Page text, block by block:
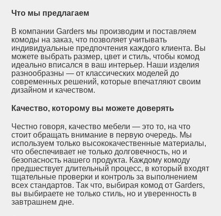
Что мы предлагаем
В компании Garders мы производим и поставляем
комоды на заказ, что позволяет учитывать
индивидуальные предпочтения каждого клиента. Вы
можете выбрать размер, цвет и стиль, чтобы комод
идеально вписался в ваш интерьер. Наши изделия
разнообразны — от классических моделей до
современных решений, которые впечатляют своим
дизайном и качеством.
Качество, которому вы можете доверять
Честно говоря, качество мебели — это то, на что
стоит обращать внимание в первую очередь. Мы
используем только высококачественные материалы,
что обеспечивает не только долговечность, но и
безопасность нашего продукта. Каждому комоду
предшествует длительный процесс, в который входят
тщательные проверки и контроль за выполнением
всех стандартов. Так что, выбирая комод от Garders,
вы выбираете не только стиль, но и уверенность в
завтрашнем дне.